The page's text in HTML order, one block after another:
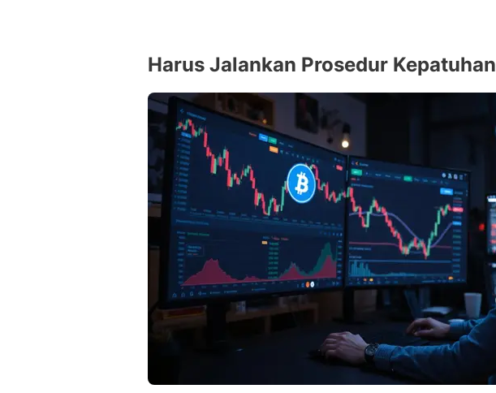
Harus Jalankan Prosedur Kepatuhan